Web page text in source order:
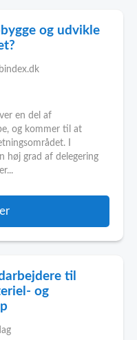
og udvikle
en del af
og kommer til at
I
høj grad af delegering
til
og